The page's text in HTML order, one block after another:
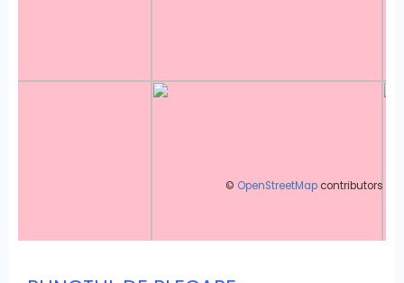
© OpenStreetMap contributors